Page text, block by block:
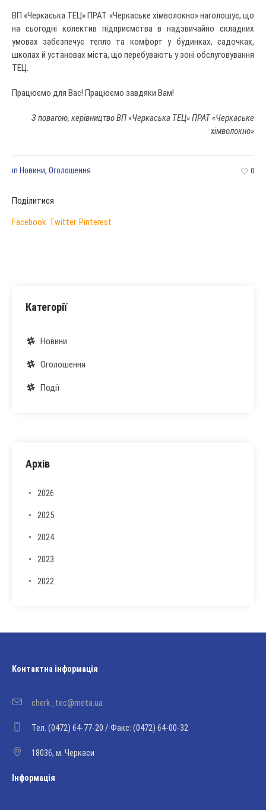
ВП «Черкаська ТЕЦ» ПРАТ «Черкаське хімволокно» наголошує, що
на сьогодні колектив підприємства в надзвичайно складних
умовах забезпечує тепло та комфорт у будинках, садочках,
школах й установах міста, що перебувають у зоні обслуговування
ТЕЦ.
Працюємо для Вас! Працюємо завдяки Вам!
З повагою, керівництво ВП «Черкаська ТЕЦ» ПРАТ «Черкаське
хімволокно»
0
in Новини, Оголошення
Поділитися
Facebook Twitter Pinterest
Категорії
Новини
Оголошення
Події
Архів
2026
2025
2024
2023
2022
Контактна інформація
cherk_tec@meta.ua
Тел. (0472) 64-77-20 / Факс: (0472) 64-00-32
18036, м. Черкаси
Інформація